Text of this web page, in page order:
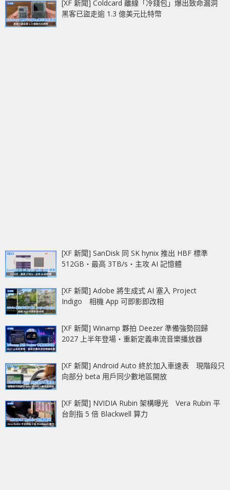
[XF 新聞] Coldcard 離線「冷錢包」爆出致命漏洞
黑客已盜走逾 1.3 億美元比特幣
[XF 新聞] SanDisk 同 SK hynix 推出 HBF 標準
512GB‧最高 3TB/s‧主攻 AI 記憶體
[XF 新聞] Adobe 將生成式 AI 塞入 Project
Indigo 相機 App 可即影即改相
[XF 新聞] Winamp 夥拍 Deezer 準備強勢回歸
2027 上半年登場‧重新定義串流音樂播放器
[XF 新聞] Android Auto 終於加入車速表 現階段只
向部分 beta 用戶同少數地區開放
[XF 新聞] NVIDIA Rubin 架構曝光 Vera Rubin 平
台劍指 5 倍 Blackwell 算力